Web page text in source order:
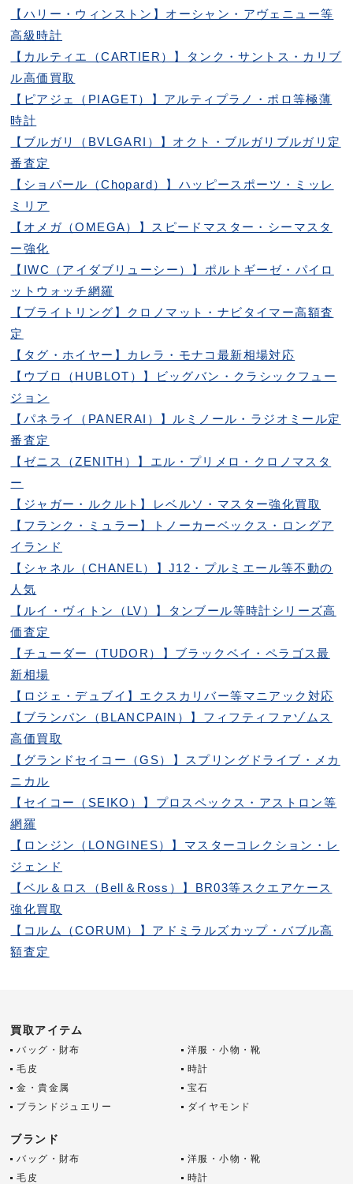
【ハリー・ウィンストン】オーシャン・アヴェニュー等
高級時計
【カルティエ（CARTIER）】タンク・サントス・カリブ
ル高価買取
【ピアジェ（PIAGET）】アルティプラノ・ポロ等極薄
時計
【ブルガリ（BVLGARI）】オクト・ブルガリブルガリ定
番査定
【ショパール（Chopard）】ハッピースポーツ・ミッレ
ミリア
【オメガ（OMEGA）】スピードマスター・シーマスタ
ー強化
【IWC（アイダブリューシー）】ポルトギーゼ・パイロ
ットウォッチ網羅
【ブライトリング】クロノマット・ナビタイマー高額査
定
【タグ・ホイヤー】カレラ・モナコ最新相場対応
【ウブロ（HUBLOT）】ビッグバン・クラシックフュー
ジョン
【パネライ（PANERAI）】ルミノール・ラジオミール定
番査定
【ゼニス（ZENITH）】エル・プリメロ・クロノマスタ
ー
【ジャガー・ルクルト】レベルソ・マスター強化買取
【フランク・ミュラー】トノーカーベックス・ロングア
イランド
【シャネル（CHANEL）】J12・プルミエール等不動の
人気
【ルイ・ヴィトン（LV）】タンブール等時計シリーズ高
価査定
【チューダー（TUDOR）】ブラックベイ・ペラゴス最
新相場
【ロジェ・デュブイ】エクスカリバー等マニアック対応
【ブランパン（BLANCPAIN）】フィフティファゾムス
高価買取
【グランドセイコー（GS）】スプリングドライブ・メカ
ニカル
【セイコー（SEIKO）】プロスペックス・アストロン等
網羅
【ロンジン（LONGINES）】マスターコレクション・レ
ジェンド
【ベル＆ロス（Bell＆Ross）】BR03等スクエアケース
強化買取
【コルム（CORUM）】アドミラルズカップ・バブル高
額査定
買取アイテム
バッグ・財布
洋服・小物・靴
毛皮
時計
金・貴金属
宝石
ブランドジュエリー
ダイヤモンド
ブランド
バッグ・財布
洋服・小物・靴
毛皮
時計